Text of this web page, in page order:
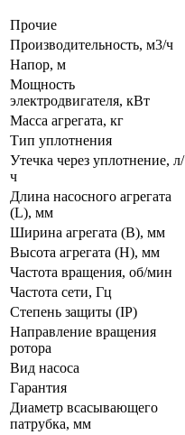
Прочие
Производительность, м3/ч
Напор, м
Мощность
электродвигателя, кВт
Масса агрегата, кг
Тип уплотнения
Утечка через уплотнение, л/
ч
Длина насосного агрегата
(L), мм
Ширина агрегата (B), мм
Высота агрегата (H), мм
Частота вращения, об/мин
Частота сети, Гц
Степень защиты (IP)
Направление вращения
ротора
Вид насоса
Гарантия
Диаметр всасывающего
патрубка, мм